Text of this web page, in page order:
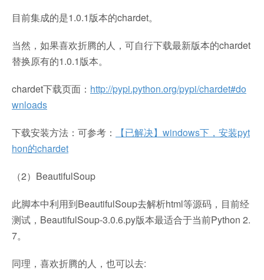
目前集成的是1.0.1版本的chardet。
当然，如果喜欢折腾的人，可自行下载最新版本的chardet
替换原有的1.0.1版本。
chardet下载页面： http://pypi.python.org/pypi/chardet#do
wnloads
下载安装方法：可参考：
【已解决】windows下，安装pyt
hon的chardet
（2）BeautifulSoup
此脚本中利用到BeautifulSoup去解析html等源码，目前经
测试，BeautifulSoup-3.0.6.py版本最适合于当前Python 2.
7。
同理，喜欢折腾的人，也可以去: